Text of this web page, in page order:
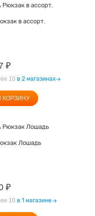
в ассорт.
₽
10 в 2 магазинах
КОРЗИНУ
Лошадь
₽
10 в 1 магазине